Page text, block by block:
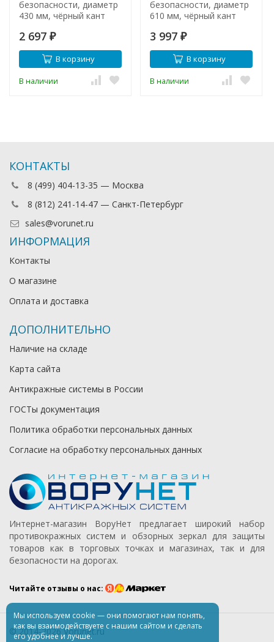
безопасности, диаметр
430 мм, чёрный кант
2 697 ₽
В корзину
В наличии
безопасности, диаметр
610 мм, чёрный кант
3 997 ₽
В корзину
В наличии
КОНТАКТЫ
8 (499) 404-13-35 — Москва
8 (812) 241-14-47 — Санкт-Петербург
sales@vorunet.ru
ИНФОРМАЦИЯ
Контакты
О магазине
Оплата и доставка
ДОПОЛНИТЕЛЬНО
Наличие на складе
Карта сайта
Антикражные системы в России
ГОСТы документация
Политика обработки персональных данных
Согласие на обработку персональных данных
Интернет-магазин ВоруНет предлагает широкий набор
противокражных систем и обзорных зеркал для защиты
товаров как в торговых точках и магазинах, так и для
безопасности на дорогах.
Читайте отзывы о нас:
© 2014-2026 Vorunet.ru
Мы используем cookie — они помогают нам понять,
как вы взаимодействуете с нашим сайтом и сделать
его удобнееи лучше.